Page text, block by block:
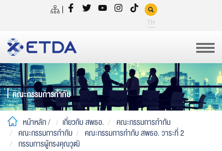
TH
คณะกรรมการกำกับ
หน้าหลัก/ เกี่ยวกับ สพธอ.
คณะกรรมการกำกับ
คณะกรรมการกำกับ
คณะกรรมการกำกับ สพธอ. วาระที่ 2
กรรมการผู้ทรงคุณวุฒิ